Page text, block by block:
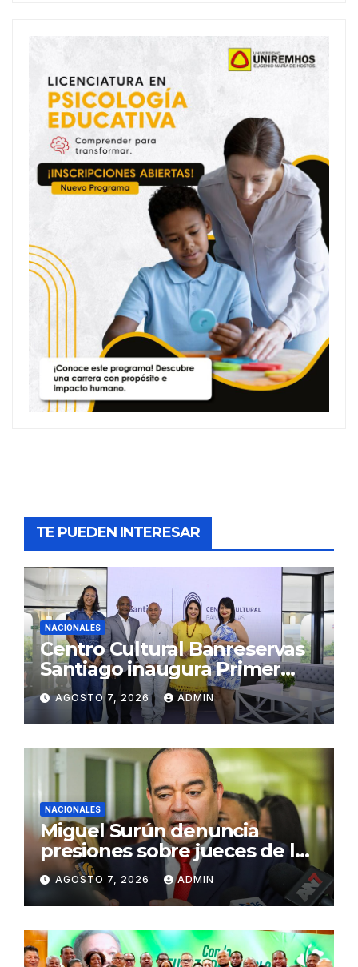
TE PUEDEN INTERESAR
NACIONALES
Centro Cultural Banreservas
Santiago inaugura Primer
Congreso de Artesanos de
Santiago
AGOSTO 7, 2026 ADMIN
NACIONALES
Miguel Surún denuncia
presiones sobre jueces de la
Suprema Corte de Justicia
AGOSTO 7, 2026 ADMIN